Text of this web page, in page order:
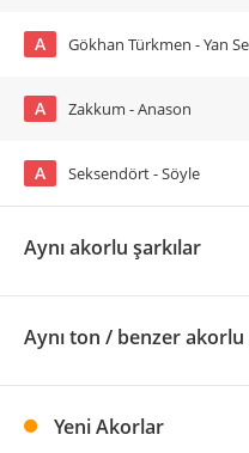
A Gökhan Türkmen - Yan
A Zakkum - Anason
A Seksendört - Söyle
Aynı akorlu şarkılar
Aynı ton / benzer akorlu
Yeni Akorlar